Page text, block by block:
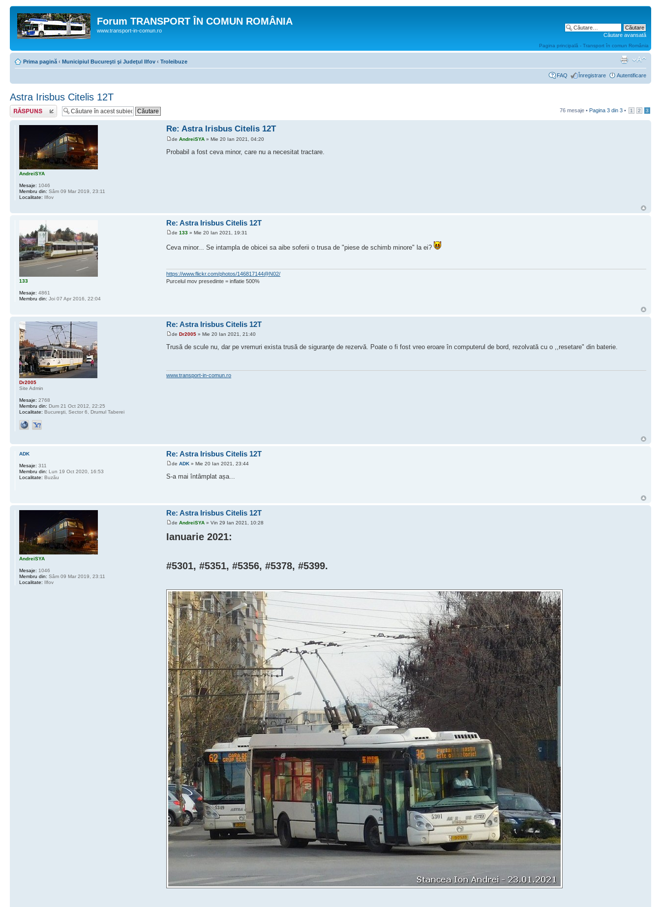
Forum TRANSPORT ÎN COMUN ROMÂNIA
www.transport-in-comun.ro
Căutare avansată
Pagina principală - Transport în comun România
Prima pagină ‹ Municipiul Bucureşti şi Judeţul Ilfov ‹ Troleibuze
FAQ Înregistrare Autentificare
Astra Irisbus Citelis 12T
Răspunde 76 mesaje • Pagina 3 din 3 • 1 2 3
Re: Astra Irisbus Citelis 12T
deAndreiSYA » Mie 20 Ian 2021, 04:20
Probabil a fost ceva minor, care nu a necesitat tractare.
AndreiSYA
Mesaje: 1046
Membru din: Sâm 09 Mar 2019, 23:11
Localitate: Ilfov
Re: Astra Irisbus Citelis 12T
de133 » Mie 20 Ian 2021, 19:31
Ceva minor... Se intampla de obicei sa aibe soferii o trusa de "piese de schimb minore" la ei?
https://www.flickr.com/photos/146817144@N02/
Purcelul mov presedinte = inflatie 500%
133
Mesaje: 4861
Membru din: Joi 07 Apr 2016, 22:04
Re: Astra Irisbus Citelis 12T
deDr2005 » Mie 20 Ian 2021, 21:40
Trusă de scule nu, dar pe vremuri exista trusă de siguranţe de rezervă. Poate o fi fost vreo eroare în computerul de bord, rezolvată cu o ,,resetare" din baterie.
www.transport-in-comun.ro
Dr2005
Site Admin
Mesaje: 2768
Membru din: Dum 21 Oct 2012, 22:25
Localitate: Bucureşti, Sector 6, Drumul Taberei
Re: Astra Irisbus Citelis 12T
deADK » Mie 20 Ian 2021, 23:44
S-a mai întâmplat așa...
ADK
Mesaje: 311
Membru din: Lun 19 Oct 2020, 16:53
Localitate: Buzău
Re: Astra Irisbus Citelis 12T
deAndreiSYA » Vin 29 Ian 2021, 10:28
Ianuarie 2021:
#5301, #5351, #5356, #5378, #5399.
AndreiSYA
Mesaje: 1046
Membru din: Sâm 09 Mar 2019, 23:11
Localitate: Ilfov